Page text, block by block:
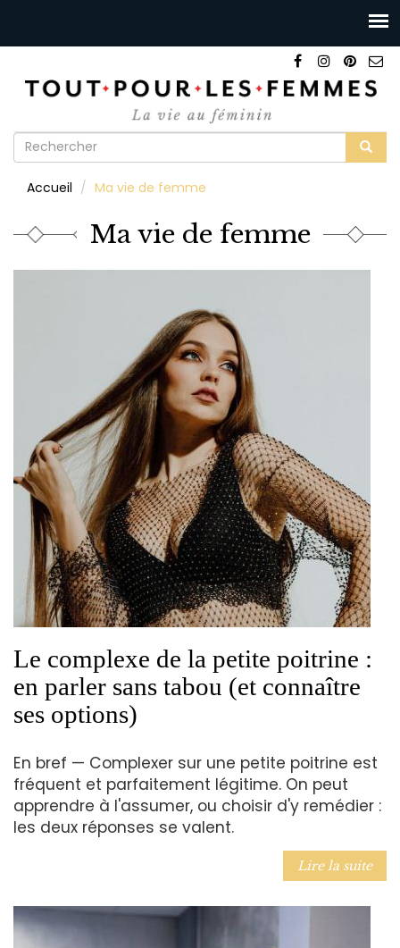
Formulaire
recherche
Accueil Ma vie de femme
Ma vie de femme
Le complexe de la petite poitrine :
en parler sans tabou (et connaître
ses options)
En bref — Complexer sur une petite poitrine est
fréquent et parfaitement légitime. On peut
apprendre à l'assumer, ou choisir d'y remédier :
les deux réponses se valent.
Lire la suite